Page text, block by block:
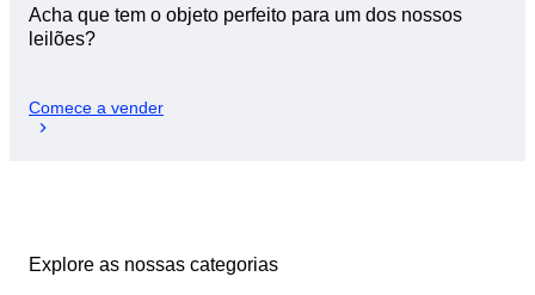
Acha que tem o objeto perfeito para um dos nossos
leilões?
Comece a vender
Explore as nossas categorias